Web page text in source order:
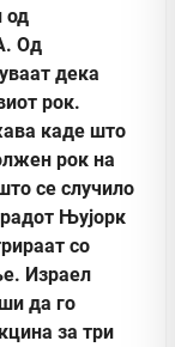
од
Од
дека
рок.
каде што
рок на
се случило
Њујорк
со
Израел
да го
за три